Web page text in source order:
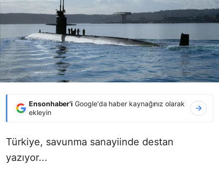
Ensonhaber'i Google'da haber kaynağınız olarak
ekleyin
Türkiye, savunma sanayiinde destan
yazıyor...